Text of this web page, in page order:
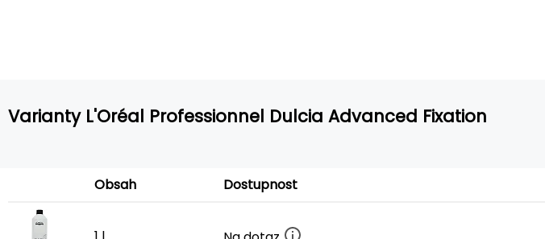
Varianty L'Oréal Professionnel Dulcia Advanced Fixation
Obsah Dostupnost